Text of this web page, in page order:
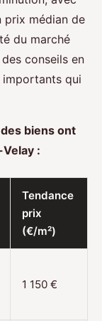
prix médian de
du marché
conseils en
qui
biens ont
:
Tendance
prix
(€/m²)
1 150 €